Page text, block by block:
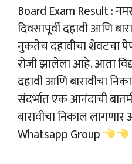
Board Exam Result :
दिवसापूर्वी दहावी आणि
नुकतेच दहावीचा शेवटचा
रोजी झालेला आहे. आता
दहावी आणि बारावीचा
संदर्भात एक आनंदाची
बारावीचा निकाल
Whatsapp Group